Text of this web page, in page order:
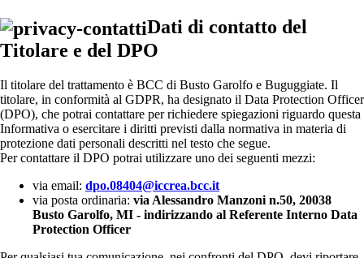
Dati di contatto del
Titolare e del DPO
Il titolare del trattamento è BCC di Busto Garolfo e Buguggiate. Il
titolare, in conformità al GDPR, ha designato il Data Protection Officer
(DPO), che potrai contattare per richiedere spiegazioni riguardo questa
Informativa o esercitare i diritti previsti dalla normativa in materia di
protezione dati personali descritti nel testo che segue.
Per contattare il DPO potrai utilizzare uno dei seguenti mezzi:
via email: dpo.08404@iccrea.bcc.it
via posta ordinaria: via Alessandro Manzoni n.50, 20038
Busto Garolfo, MI - indirizzando al Referente Interno Data
Protection Officer